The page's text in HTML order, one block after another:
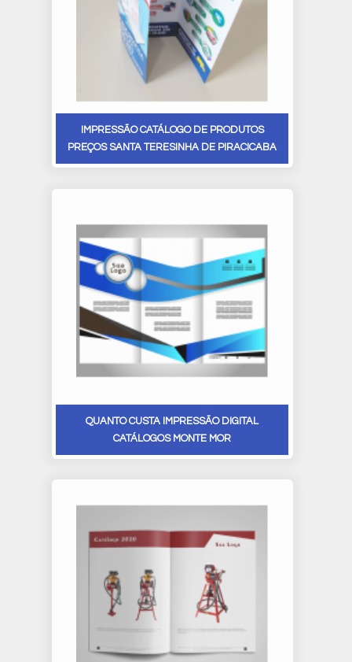
IMPRESSÃO CATÁLOGO DE PRODUTOS
PREÇOS SANTA TERESINHA DE PIRACICABA
QUANTO CUSTA IMPRESSÃO DIGITAL
CATÁLOGOS MONTE MOR